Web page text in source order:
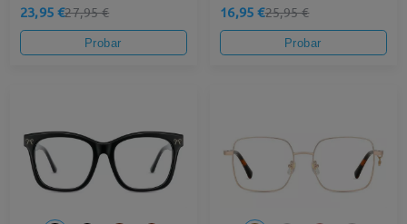
23,95 €27,95 €
Probar
16,95 €25,95 €
Probar